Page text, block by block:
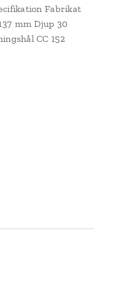
Fabrikat
mm Djup 30
CC 152